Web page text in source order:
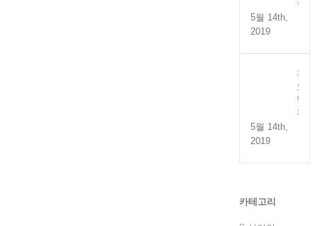
장
5월 14th,
2019
전
도
멸
치
5월 14th,
2019
카테고리